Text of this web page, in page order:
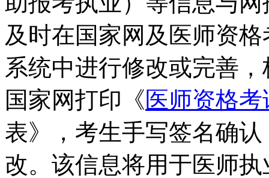
及时在国家网及医师资
系统中进行修改或完善
国家网打印《医师资格
表》，考生手写签名确
改。该信息将用于医师